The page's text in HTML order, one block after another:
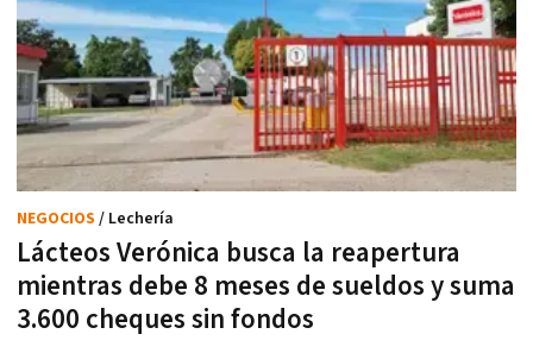
Lácteos Verónica busca la reapertura
mientras debe 8 meses de sueldos y suma
3.600 cheques sin fondos
NEGOCIOS / Lechería